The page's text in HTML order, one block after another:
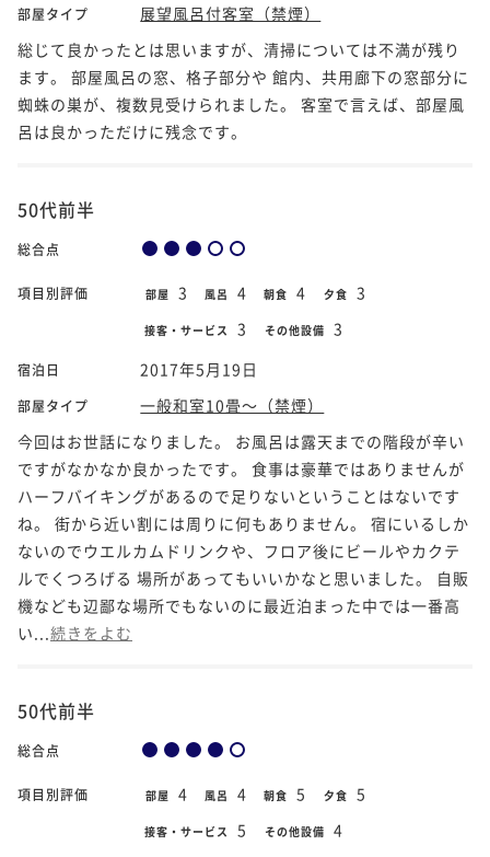
部屋タイプ
展望風呂付客室（禁煙）
総じて良かったとは思いますが、清掃については不満が残り
ます。 部屋風呂の窓、格子部分や 館内、共用廊下の窓部分に
蜘蛛の巣が、複数見受けられました。 客室で言えば、部屋風
呂は良かっただけに残念です。
50代前半
総合点
項目別評価 部屋 3 風呂 4 朝食 4 夕食 3
接客・サービス 3 その他設備 3
宿泊日 2017年5月19日
部屋タイプ
一般和室10畳～（禁煙）
今回はお世話になりました。 お風呂は露天までの階段が辛い
ですがなかなか良かったです。 食事は豪華ではありませんが
ハーフバイキングがあるので足りないということはないです
ね。 街から近い割には周りに何もありません。 宿にいるしか
ないのでウエルカムドリンクや、フロア後にビールやカクテ
ルでくつろげる 場所があってもいいかなと思いました。 自販
機なども辺鄙な場所でもないのに最近泊まった中では一番高
い... 続きをよむ
50代前半
総合点
項目別評価 部屋 4 風呂 4 朝食 5 夕食 5
接客・サービス 5 その他設備 4